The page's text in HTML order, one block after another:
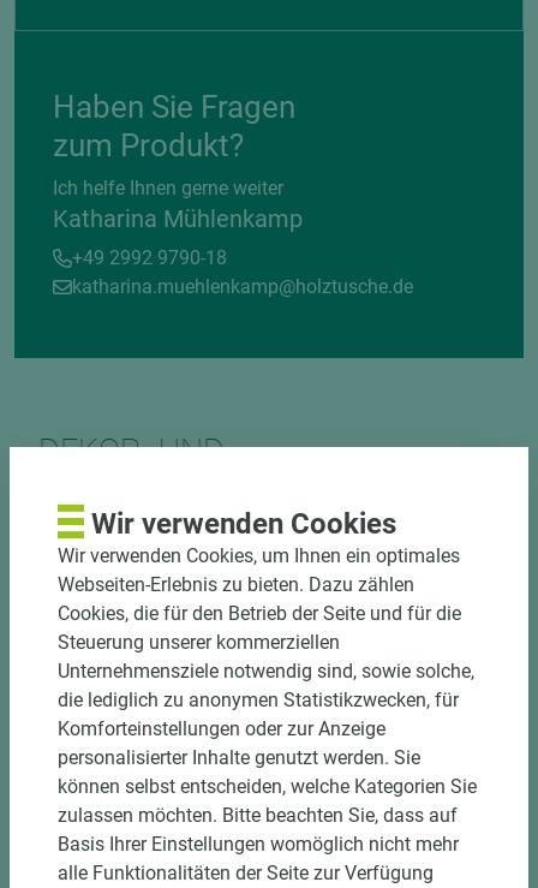
Haben Sie Fragen
zum Produkt?
Ich helfe Ihnen gerne weiter
Katharina Mühlenkamp
+49 2992 9790-18
katharina.muehlenkamp@holztusche.de
DEKOR- UND
DOWNLOADS
Wir verwenden Cookies
Wir verwenden Cookies, um Ihnen ein optimales
Webseiten-Erlebnis zu bieten. Dazu zählen
Cookies, die für den Betrieb der Seite und für die
Steuerung unserer kommerziellen
Unternehmensziele notwendig sind, sowie solche,
die lediglich zu anonymen Statistikzwecken, für
Komforteinstellungen oder zur Anzeige
personalisierter Inhalte genutzt werden. Sie
können selbst entscheiden, welche Kategorien Sie
zulassen möchten. Bitte beachten Sie, dass auf
Basis Ihrer Einstellungen womöglich nicht mehr
alle Funktionalitäten der Seite zur Verfügung